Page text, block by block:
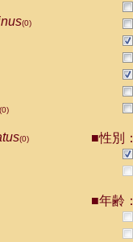
(0)
(0)
(0)
■性別：
■年齢：